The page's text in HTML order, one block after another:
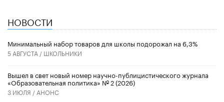
НОВОСТИ
Минимальный набор товаров для школы подорожал на 6,3%
5 АВГУСТА / ШКОЛЬНИКИ
Вышел в свет новый номер научно-публицистического журнала
«Образовательная политика» № 2 (2026)
3 ИЮЛЯ / АНОНС